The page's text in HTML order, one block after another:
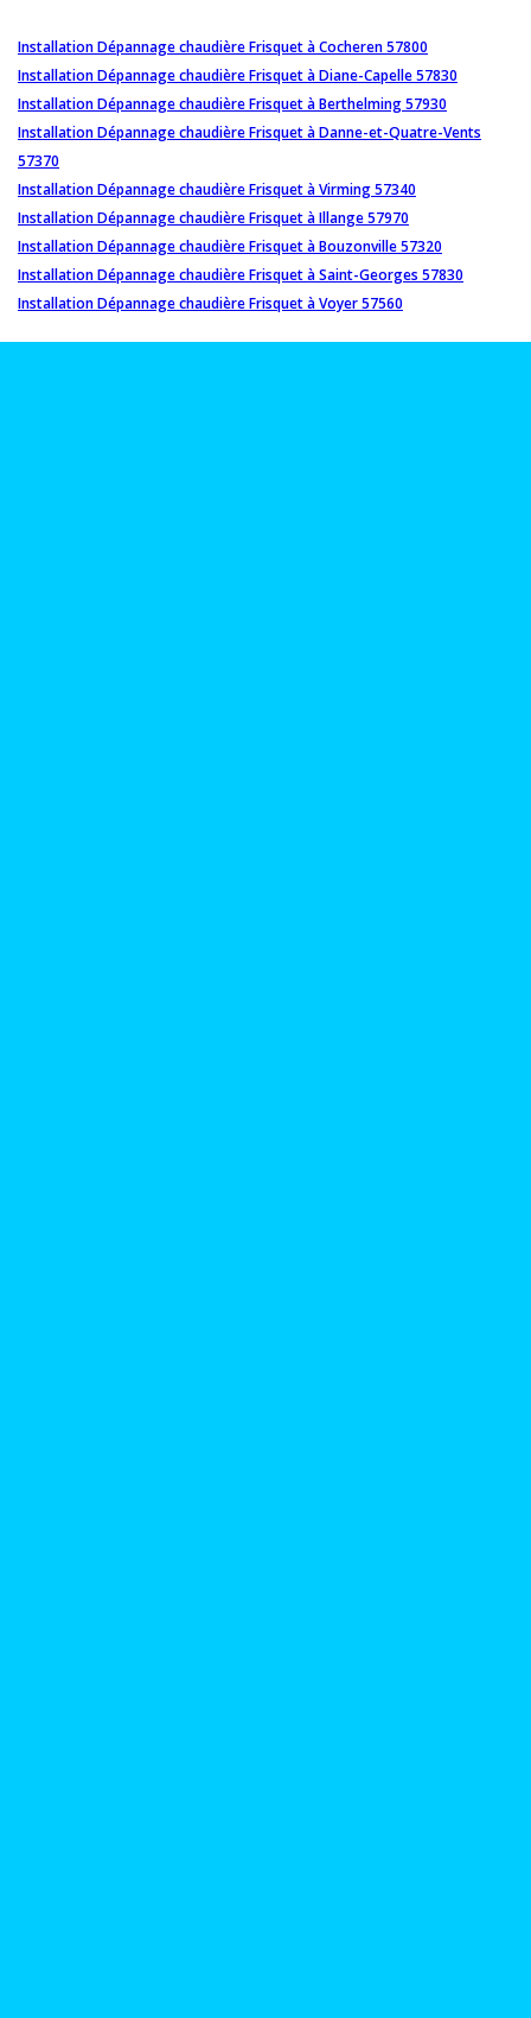
Installation Dépannage chaudière Frisquet à Cocheren 57800
Installation Dépannage chaudière Frisquet à Diane-Capelle 57830
Installation Dépannage chaudière Frisquet à Berthelming 57930
Installation Dépannage chaudière Frisquet à Danne-et-Quatre-Vents
57370
Installation Dépannage chaudière Frisquet à Virming 57340
Installation Dépannage chaudière Frisquet à Illange 57970
Installation Dépannage chaudière Frisquet à Bouzonville 57320
Installation Dépannage chaudière Frisquet à Saint-Georges 57830
Installation Dépannage chaudière Frisquet à Voyer 57560